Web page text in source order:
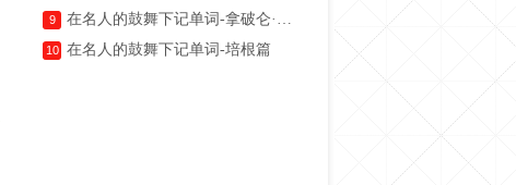
9 在名人的鼓舞下记单词-拿破仑·希尔篇
10 在名人的鼓舞下记单词-培根篇